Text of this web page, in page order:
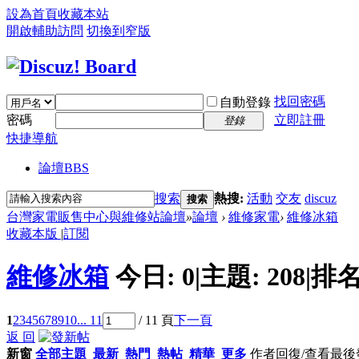
設為首頁收藏本站
開啟輔助訪問 切換到窄版
自動登錄 找回密碼
密碼
登錄
立即註冊
快捷導航
論壇BBS
搜索 搜索 熱搜: 活動 交友 discuz
台灣家電販售中心與維修站論壇»論壇 › 維修家電› 維修冰箱
收藏本版 |訂閱
維修冰箱 今日: 0|主題: 208|排
12345678910... 11 / 11 頁下一頁
返 回
新窗 全部主題 最新 熱門 熱帖 精華 更多 作者回復/查看最後